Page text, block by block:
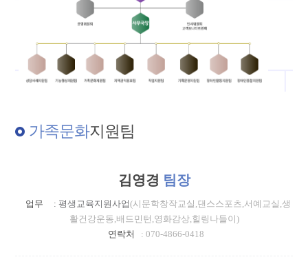
가족문화지원팀
김영경 팀장
업무 : 평생교육지원사업(시문학창작교실,댄스스포츠,서예교실,생
활건강운동,배드민턴,영화감상,힐링나들이)
연락처
: 070-4866-0418